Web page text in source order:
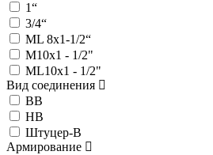
1“
3/4“
ML 8х1-1/2“
М10х1 - 1/2"
МL10х1 - 1/2"
Вид соединения
BB
HB
Штуцер-В
Армирование